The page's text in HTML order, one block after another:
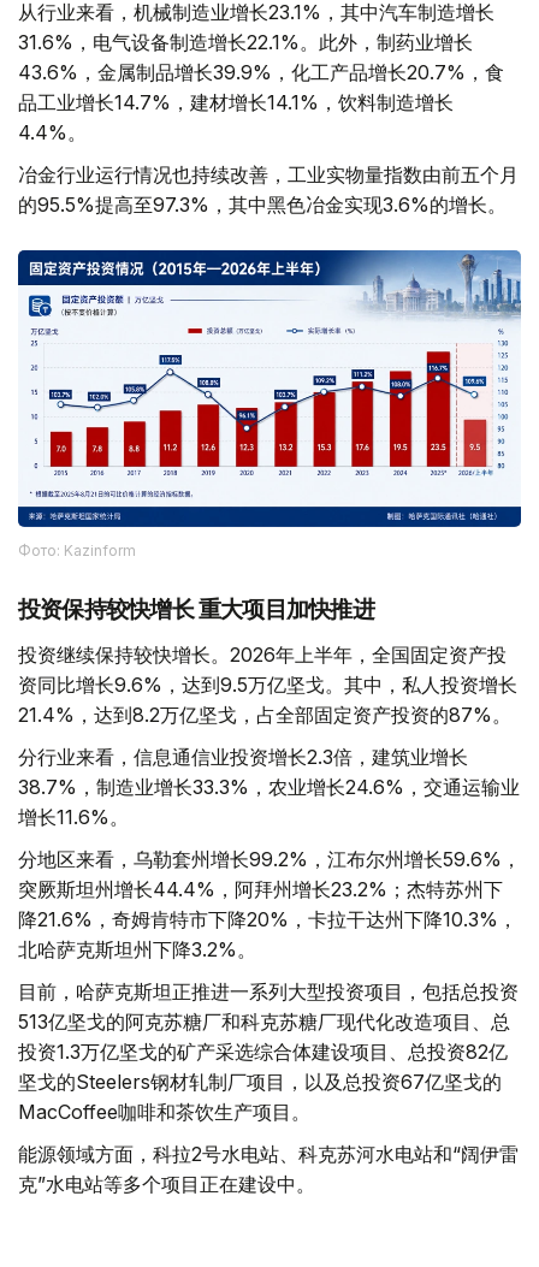
从行业来看，机械制造业增长23.1%，其中汽车制造增长
31.6%，电气设备制造增长22.1%。此外，制药业增长
43.6%，金属制品增长39.9%，化工产品增长20.7%，食
品工业增长14.7%，建材增长14.1%，饮料制造增长
4.4%。
冶金行业运行情况也持续改善，工业实物量指数由前五个月
的95.5%提高至97.3%，其中黑色冶金实现3.6%的增长。
Фото: Kazinform
投资保持较快增长 重大项目加快推进
投资继续保持较快增长。2026年上半年，全国固定资产投
资同比增长9.6%，达到9.5万亿坚戈。其中，私人投资增长
21.4%，达到8.2万亿坚戈，占全部固定资产投资的87%。
分行业来看，信息通信业投资增长2.3倍，建筑业增长
38.7%，制造业增长33.3%，农业增长24.6%，交通运输业
增长11.6%。
分地区来看，乌勒套州增长99.2%，江布尔州增长59.6%，
突厥斯坦州增长44.4%，阿拜州增长23.2%；杰特苏州下
降21.6%，奇姆肯特市下降20%，卡拉干达州下降10.3%，
北哈萨克斯坦州下降3.2%。
目前，哈萨克斯坦正推进一系列大型投资项目，包括总投资
513亿坚戈的阿克苏糖厂和科克苏糖厂现代化改造项目、总
投资1.3万亿坚戈的矿产采选综合体建设项目、总投资82亿
坚戈的Steelers钢材轧制厂项目，以及总投资67亿坚戈的
MacCoffee咖啡和茶饮生产项目。
能源领域方面，科拉2号水电站、科克苏河水电站和“阔伊雷
克”水电站等多个项目正在建设中。